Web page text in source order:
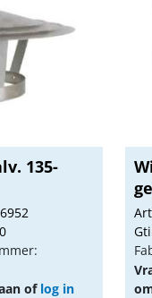
135-
of log in